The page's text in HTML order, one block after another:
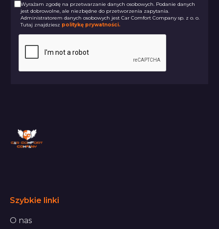
Wyrażam zgodę na przetwarzanie danych osobowych. Podanie danych
jest dobrowolne, ale niezbędne do przetworzenia zapytania.
Administratorem danych osobowych jest Car Comfort Company sp. z o. o.
Tutaj znajdziesz politykę prywatności.
Szybkie linki
O nas